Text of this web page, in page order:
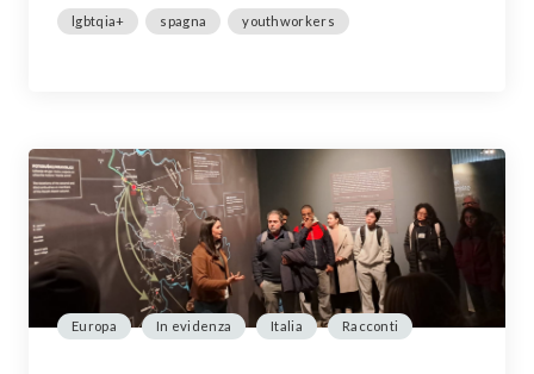
lgbtqia+ spagna youthworkers
Europa In evidenza Italia Racconti